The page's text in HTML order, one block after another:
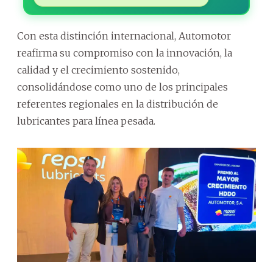
Con esta distinción internacional, Automotor
reafirma su compromiso con la innovación, la
calidad y el crecimiento sostenido,
consolidándose como uno de los principales
referentes regionales en la distribución de
lubricantes para línea pesada.